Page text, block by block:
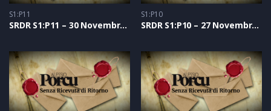
S1:P11
SRDR S1:P11 – 30 Novembre 2020
S1:P10
SRDR S1:P10 – 27 Novembre 2020